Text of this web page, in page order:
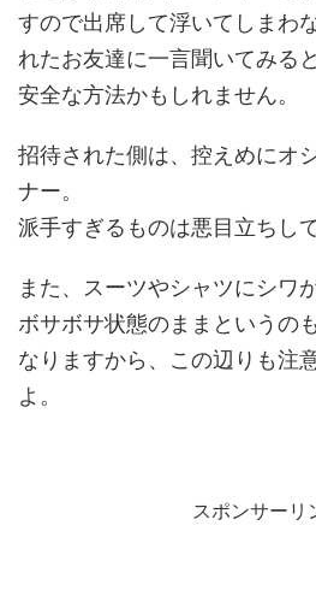
すので出席して浮いてしまわ
れたお友達に一言聞いてみる
安全な方法かもしれません。
招待された側は、控えめにオ
ナー。
派手すぎるものは悪目立ちし
また、スーツやシャツにシワ
ボサボサ状態のままというの
なりますから、この辺りも注
よ。
スポンサーリ